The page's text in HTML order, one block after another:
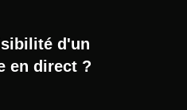
d'un
en direct ?